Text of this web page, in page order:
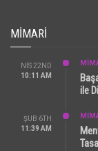
MIMARI
NIS 22ND
10:11 AM
ile
ŞUB 6TH
11:39 AM